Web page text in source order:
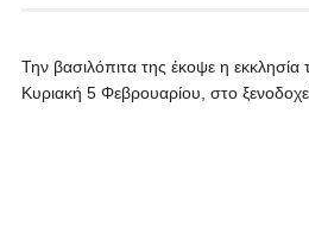
Την βασιλόπιτα της έκοψε η
Κυριακή 5 Φεβρουαρίου, στο